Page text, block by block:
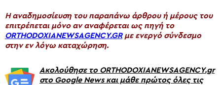
H αναδημοσίευση του παραπάνω άρθρου ή μέρους του
επιτρέπεται μόνο αν αναφέρεται ως πηγή το
ORTHODOXIANEWSAGENCY.GRμε ενεργό σύνδεσμο
στην εν λόγω καταχώρηση.
Ακολούθησε το ORTHODOXIANEWSAGENCY.gr
στο Google News και μάθε πρώτος όλες τις